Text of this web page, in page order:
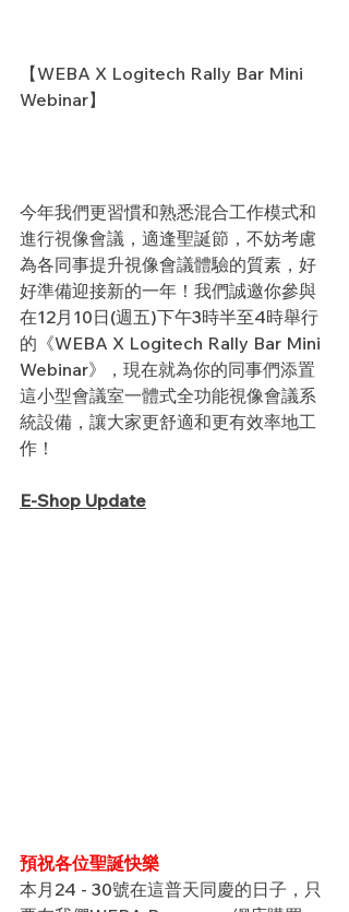
【WEBA X Logitech Rally Bar Mini
Webinar】
今年我們更習慣和熟悉混合工作模式和
進行視像會議，適逢聖誕節，不妨考慮
為各同事提升視像會議體驗的質素，好
好準備迎接新的一年！我們誠邀你參與
在12月10日(週五)下午3時半至4時舉行
的《WEBA X Logitech Rally Bar Mini
Webinar》，現在就為你的同事們添置
這小型會議室一體式全功能視像會議系
統設備，讓大家更舒適和更有效率地工
作！
E-Shop Update
預祝各位聖誕快樂
本月24 - 30號在這普天同慶的日子，只